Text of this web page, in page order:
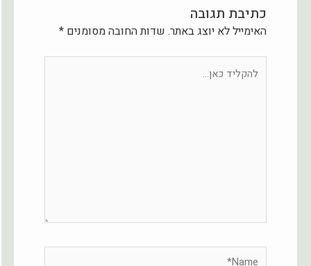
כתיבת תגובה
האימייל לא יוצג באתר. שדות החובה מסומנים *
כאן...